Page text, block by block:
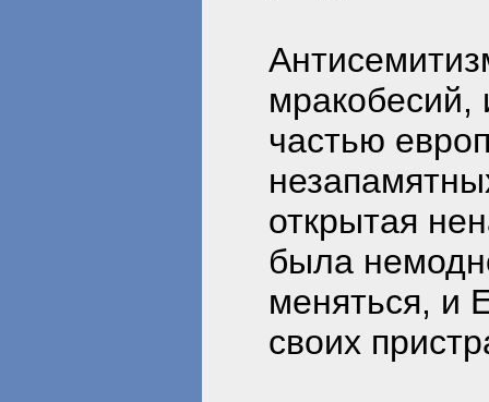
мракобесий,
частью
открытая
была
меняться, и
своих